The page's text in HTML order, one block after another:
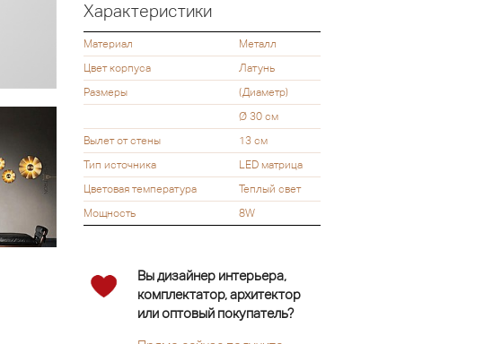
Характеристики
Материал
Металл
Цвет корпуса
Латунь
Размеры
(Диаметр)
Ø 30 см
Вылет от стены
13 см
Тип источника
LED матрица
Цветовая температура
Теплый свет
Мощность
8W
Вы дизайнер интерьера,
комплектатор, архитектор
или оптовый покупатель?